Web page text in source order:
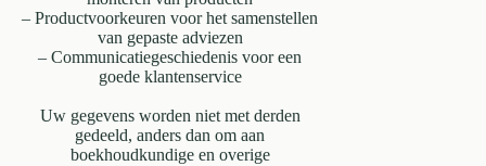
– Productvoorkeuren voor het samenstellen
van gepaste adviezen
– Communicatiegeschiedenis voor een
goede klantenservice
Uw gegevens worden niet met derden
gedeeld, anders dan om aan
boekhoudkundige en overige